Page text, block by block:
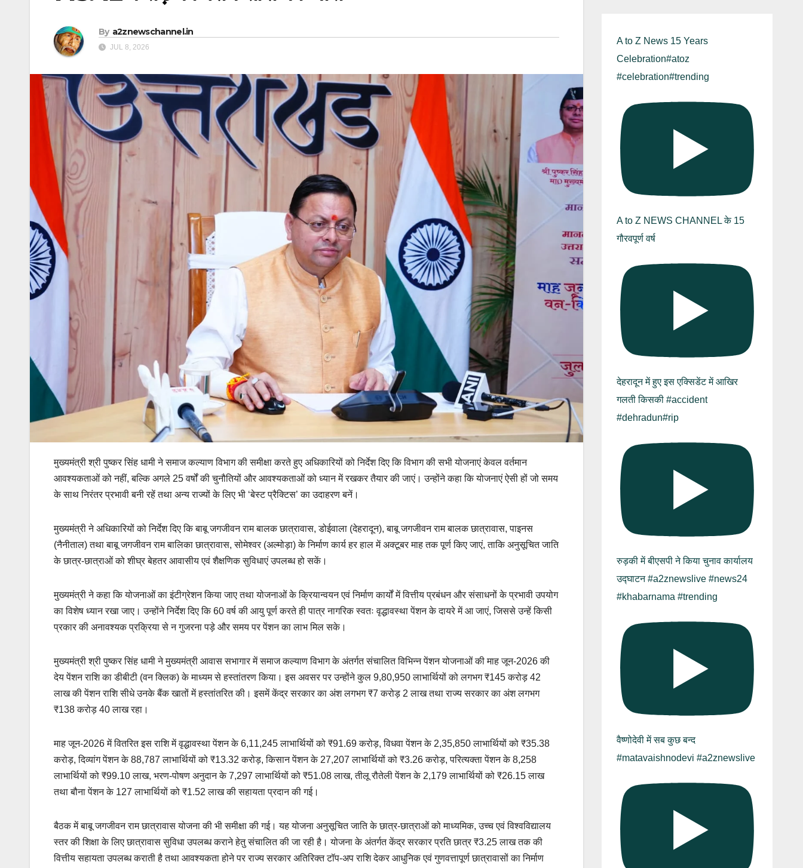
By a2znewschannel.in
JUL 8, 2026
मुख्यमंत्री श्री पुष्कर सिंह धामी ने समाज कल्याण विभाग की समीक्षा करते हुए अधिकारियों को निर्देश दिए कि विभाग की सभी योजनाएं केवल वर्तमान
आवश्यकताओं को नहीं, बल्कि अगले 25 वर्षों की चुनौतियों और आवश्यकताओं को ध्यान में रखकर तैयार की जाएं। उन्होंने कहा कि योजनाएं ऐसी हों जो समय
के साथ निरंतर प्रभावी बनी रहें तथा अन्य राज्यों के लिए भी ‘बेस्ट प्रैक्टिस’ का उदाहरण बनें।
मुख्यमंत्री ने अधिकारियों को निर्देश दिए कि बाबू जगजीवन राम बालक छात्रावास, डोईवाला (देहरादून), बाबू जगजीवन राम बालक छात्रावास, पाइनस
(नैनीताल) तथा बाबू जगजीवन राम बालिका छात्रावास, सोमेश्वर (अल्मोड़ा) के निर्माण कार्य हर हाल में अक्टूबर माह तक पूर्ण किए जाएं, ताकि अनुसूचित जाति
के छात्र-छात्राओं को शीघ्र बेहतर आवासीय एवं शैक्षणिक सुविधाएं उपलब्ध हो सकें।
मुख्यमंत्री ने कहा कि योजनाओं का इंटीग्रेशन किया जाए तथा योजनाओं के क्रियान्वयन एवं निर्माण कार्यों में वित्तीय प्रबंधन और संसाधनों के प्रभावी उपयोग
का विशेष ध्यान रखा जाए। उन्होंने निर्देश दिए कि 60 वर्ष की आयु पूर्ण करते ही पात्र नागरिक स्वतः वृद्धावस्था पेंशन के दायरे में आ जाएं, जिससे उन्हें किसी
प्रकार की अनावश्यक प्रक्रिया से न गुजरना पड़े और समय पर पेंशन का लाभ मिल सके।
मुख्यमंत्री श्री पुष्कर सिंह धामी ने मुख्यमंत्री आवास सभागार में समाज कल्याण विभाग के अंतर्गत संचालित विभिन्न पेंशन योजनाओं की माह जून-2026 की
देय पेंशन राशि का डीबीटी (वन क्लिक) के माध्यम से हस्तांतरण किया। इस अवसर पर उन्होंने कुल 9,80,950 लाभार्थियों को लगभग ₹145 करोड़ 42
लाख की पेंशन राशि सीधे उनके बैंक खातों में हस्तांतरित की। इसमें केंद्र सरकार का अंश लगभग ₹7 करोड़ 2 लाख तथा राज्य सरकार का अंश लगभग
₹138 करोड़ 40 लाख रहा।
माह जून-2026 में वितरित इस राशि में वृद्धावस्था पेंशन के 6,11,245 लाभार्थियों को ₹91.69 करोड़, विधवा पेंशन के 2,35,850 लाभार्थियों को ₹35.38
करोड़, दिव्यांग पेंशन के 88,787 लाभार्थियों को ₹13.32 करोड़, किसान पेंशन के 27,207 लाभार्थियों को ₹3.26 करोड़, परित्यक्ता पेंशन के 8,258
लाभार्थियों को ₹99.10 लाख, भरण-पोषण अनुदान के 7,297 लाभार्थियों को ₹51.08 लाख, तीलू रौतेली पेंशन के 2,179 लाभार्थियों को ₹26.15 लाख
तथा बौना पेंशन के 127 लाभार्थियों को ₹1.52 लाख की सहायता प्रदान की गई।
बैठक में बाबू जगजीवन राम छात्रावास योजना की भी समीक्षा की गई। यह योजना अनुसूचित जाति के छात्र-छात्राओं को माध्यमिक, उच्च एवं विश्वविद्यालय
स्तर की शिक्षा के लिए छात्रावास सुविधा उपलब्ध कराने हेतु संचालित की जा रही है। योजना के अंतर्गत केंद्र सरकार प्रति छात्र ₹3.25 लाख तक की
वित्तीय सहायता उपलब्ध कराती है तथा आवश्यकता होने पर राज्य सरकार अतिरिक्त टॉप-अप राशि देकर आधुनिक एवं गुणवत्तापूर्ण छात्रावासों का निर्माण
A to Z News 15 Years
Celebration#atoz
#celebration#trending
A to Z NEWS CHANNEL के 15
गौरवपूर्ण वर्ष
देहरादून में हुए इस एक्सिडेंट में आखिर
गलती किसकी #accident
#dehradun#rip
रुड़की में बीएसपी ने किया चुनाव कार्यालय
उद्घाटन #a2znewslive #news24
#khabarnama #trending
वैष्णोदेवी में सब कुछ बन्द
#matavaishnodevi #a2znewslive